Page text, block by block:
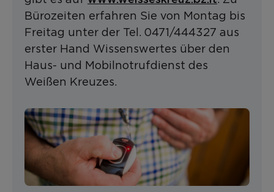
Bürozeiten erfahren Sie von Montag bis
Freitag unter der Tel. 0471/444327 aus
erster Hand Wissenswertes über den
Haus- und Mobilnotrufdienst des
Weißen Kreuzes.